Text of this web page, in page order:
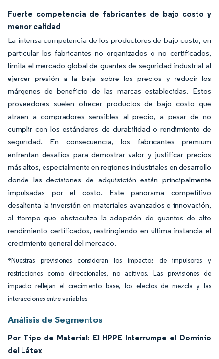
Fuerte competencia de fabricantes de bajo costo y
menor calidad
La intensa competencia de los productores de bajo costo, en
particular los fabricantes no organizados o no certificados,
limita el mercado global de guantes de seguridad industrial al
ejercer presión a la baja sobre los precios y reducir los
márgenes de beneficio de las marcas establecidas. Estos
proveedores suelen ofrecer productos de bajo costo que
atraen a compradores sensibles al precio, a pesar de no
cumplir con los estándares de durabilidad o rendimiento de
seguridad. En consecuencia, los fabricantes premium
enfrentan desafíos para demostrar valor y justificar precios
más altos, especialmente en regiones industriales en desarrollo
donde las decisiones de adquisición están principalmente
impulsadas por el costo. Este panorama competitivo
desalienta la inversión en materiales avanzados e innovación,
al tiempo que obstaculiza la adopción de guantes de alto
rendimiento certificados, restringiendo en última instancia el
crecimiento general del mercado.
*Nuestras previsiones consideran los impactos de impulsores y
restricciones como direccionales, no aditivos. Las previsiones de
impacto reflejan el crecimiento base, los efectos de mezcla y las
interacciones entre variables.
Análisis de Segmentos
Por Tipo de Material: El HPPE Interrumpe el Dominio
del Látex